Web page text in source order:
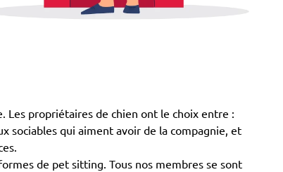
Les propriétaires de chien ont le choix entre :
sociables qui aiment avoir de la compagnie, et
de pet sitting. Tous nos membres se sont